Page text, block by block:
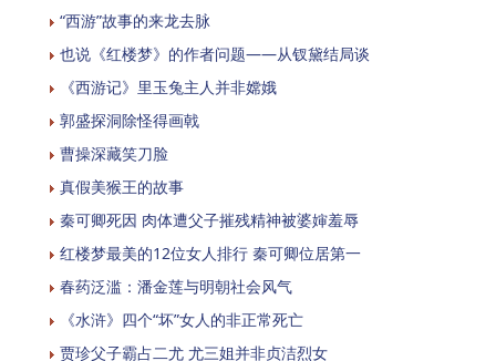
“西游”故事的来龙去脉
也说《红楼梦》的作者问题——从钗黛结局谈
《西游记》里玉兔主人并非嫦娥
郭盛探洞除怪得画戟
曹操深藏笑刀脸
真假美猴王的故事
秦可卿死因 肉体遭父子摧残精神被婆婶羞辱
红楼梦最美的12位女人排行 秦可卿位居第一
春药泛滥：潘金莲与明朝社会风气
《水浒》四个“坏”女人的非正常死亡
贾珍父子霸占二尤 尤三姐并非贞洁烈女